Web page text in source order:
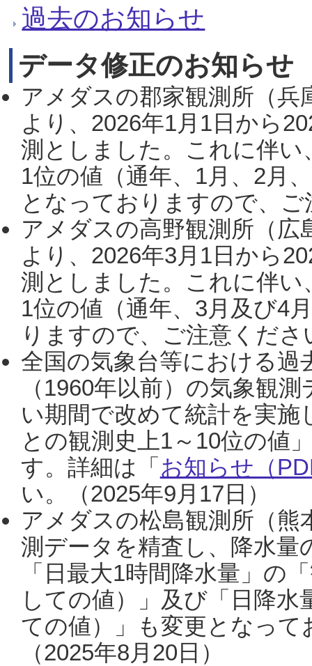
過去のお知らせ
データ修正のお知らせ
アメダスの郡家観測所（
より、2026年1月1日から
測としました。これに伴い
1位の値（通年、1月、2月
となっておりますので、
アメダスの高野観測所（
より、2026年3月1日から
測としました。これに伴い
1位の値（通年、3月及び4
りますので、ご注意くだ
全国の気象台等における過
（1960年以前）の気象観
い期間で改めて統計を実
との観測史上1～10位の値
す。詳細は「 お知らせ（
い。（2025年9月17日）
アメダスの松島観測所（熊
測データを精査し、降水
「日最大1時間降水量」の
しての値）」及び「日降
ての値）」も変更となっ
（2025年8月20日）